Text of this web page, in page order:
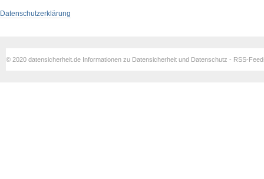
Datenschutzerklärung
© 2020 datensicherheit.de Informationen zu Datensicherheit und Datenschutz - RSS-